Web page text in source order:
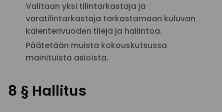
Valitaan yksi tilintarkastaja ja
varatilintarkastaja tarkastamaan kuluvan
kalenterivuoden tilejä ja hallintoa.
Päätetään muista kokouskutsussa
mainituista asioista.
8 § Hallitus